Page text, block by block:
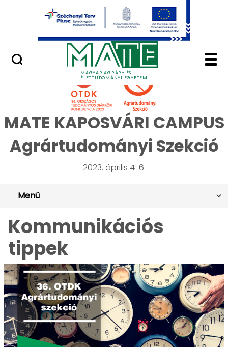
Ugrás a fő tartalomhoz
MAGYAR AGRÁR- ÉS
ÉLETTUDOMÁNYI EGYETEM
Minőségügy
OTDK 2023
MATE KAPOSVÁRI CAMPUS
Agrártudományi Szekció
2023. április 4-6.
Menü
Kommunikációs
tippek